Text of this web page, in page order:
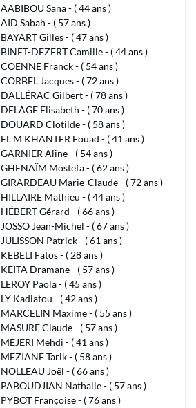
AABIBOU Sana - ( 44 ans )
AID Sabah - ( 57 ans )
BAYART Gilles - ( 47 ans )
BINET-DEZERT Camille - ( 44 ans )
COENNE Franck - ( 54 ans )
CORBEL Jacques - ( 72 ans )
DALLÉRAC Gilbert - ( 78 ans )
DELAGE Elisabeth - ( 70 ans )
DOUARD Clotilde - ( 58 ans )
EL M'KHANTER Fouad - ( 41 ans )
GARNIER Aline - ( 54 ans )
GHENAÏM Mostefa - ( 62 ans )
GIRARDEAU Marie-Claude - ( 72 ans )
HILLAIRE Mathieu - ( 44 ans )
HÉBERT Gérard - ( 66 ans )
JOSSO Jean-Michel - ( 67 ans )
JULISSON Patrick - ( 61 ans )
KEBELI Fatos - ( 28 ans )
KEITA Dramane - ( 57 ans )
LEROY Paola - ( 45 ans )
LY Kadiatou - ( 42 ans )
MARCELIN Maxime - ( 55 ans )
MASURE Claude - ( 57 ans )
MEJERI Mehdi - ( 41 ans )
MEZIANE Tarik - ( 58 ans )
NOLLEAU Joël - ( 66 ans )
PABOUDJIAN Nathalie - ( 57 ans )
PYBOT Françoise - ( 76 ans )